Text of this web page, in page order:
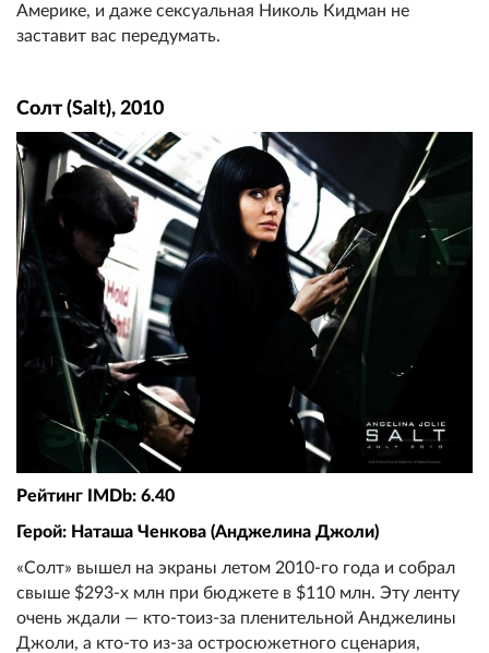
Америке, и даже сексуальная Николь Кидман не
заставит вас передумать.
Солт (Salt), 2010
Рейтинг IMDb: 6.40
Герой: Наташа Ченкова (Анджелина Джоли)
«Солт» вышел на экраны летом 2010-го года и собрал
свыше $293-х млн при бюджете в $110 млн. Эту ленту
очень ждали — кто-тоиз-за пленительной Анджелины
Джоли, а кто-то из-за остросюжетного сценария,